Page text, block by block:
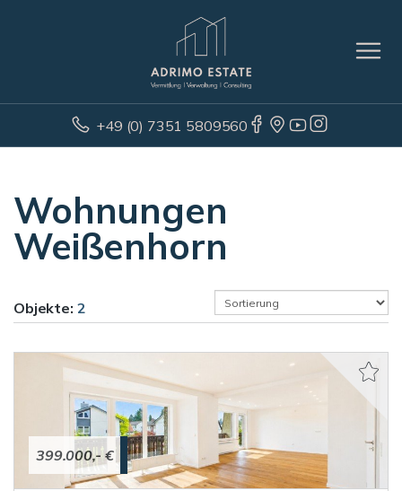
+49 (0) 7351 5809560
Wohnungen
Weißenhorn
Objekte: 2
399.000,- €